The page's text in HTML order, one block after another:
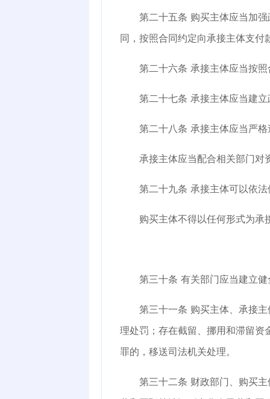
第二十五条 购买主体应当加
同，按照合同约定向承接主体支付
第二十六条 承接主体应当按
第二十七条 承接主体应当建
第二十八条 承接主体应当严
承接主体应当配合相关部门对
第二十九条 承接主体可以依
购买主体不得以任何形式为承
第三十条 有关部门应当建立
第三十一条 购买主体、承接
理处罚；存在截留、挪用和滞留资
罪的，移送司法机关处理。
第三十二条 财政部门、购买